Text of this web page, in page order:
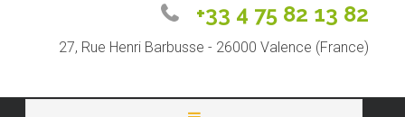
+33 4 75 82 13 82
27, Rue Henri Barbusse - 26000 Valence (France)